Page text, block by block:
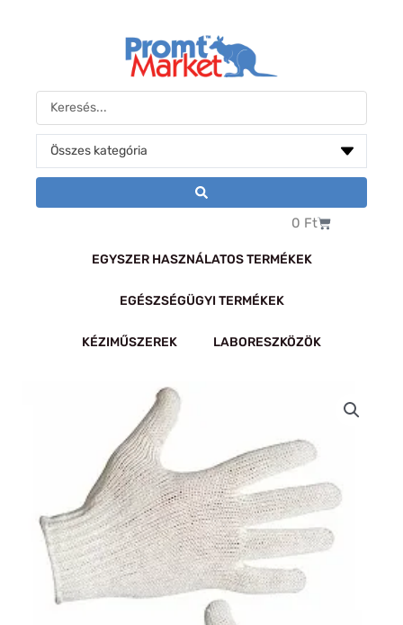
Search
...
0 FtKosár
EGYSZER HASZNÁLATOS TERMÉKEK
EGÉSZSÉGÜGYI TERMÉKEK
KÉZIMŰSZEREK LABORESZKÖZÖK